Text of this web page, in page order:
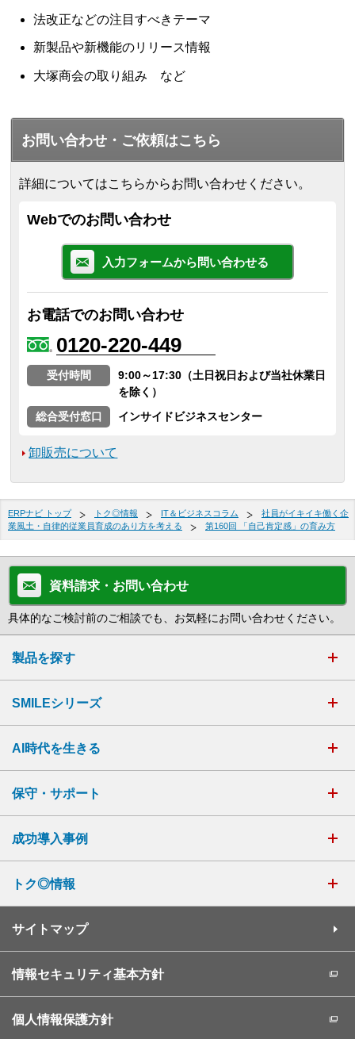
法改正などの注目すべきテーマ
新製品や新機能のリリース情報
大塚商会の取り組み など
お問い合わせ・ご依頼はこちら
詳細についてはこちらからお問い合わせください。
Webでのお問い合わせ
入力フォームから問い合わせる
お電話でのお問い合わせ
0120-220-449
受付時間
9:00～17:30（土日祝日および当社休業日
を除く）
総合受付窓口
インサイドビジネスセンター
卸販売について
ERPナビ トップ トク◎情報 IT＆ビジネスコラム
社員がイキイキ働く企
業風土・自律的従業員育成のあり方を考える
第160回 「自己肯定感」の育み方
資料請求・お問い合わせ
具体的なご検討前のご相談でも、お気軽にお問い合わせください。
製品を探す
SMILEシリーズ
AI時代を生きる
保守・サポート
成功導入事例
トク◎情報
サイトマップ
情報セキュリティ基本方針
個人情報保護方針